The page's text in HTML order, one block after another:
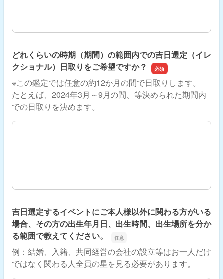
どれくらいの時期（期間）の範囲内での吉日選定（イレ
クショナル）日取りをご希望ですか？
※この鑑定では任意の約12か月の間で日取りします。
たとえば、2024年3月～9月の間、等決められた期間内
での日取りを決めます。
どれくらいの時期（期間）の範囲内での吉日選定（イレ
吉日選定するイベントにご本人様以外に関わる方がいる
場合、その方の出生年月日、出生時間、出生場所を分か
る範囲で教えてください。
例：結婚、入籍、共同経営の会社の設立等はお一人だけ
ではなく関わる人全員の星を見る必要があります。